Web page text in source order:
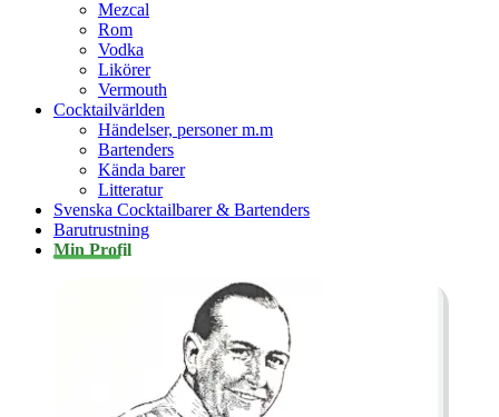
Mezcal
Rom
Vodka
Likörer
Vermouth
Cocktailvärlden
Händelser, personer m.m
Bartenders
Kända barer
Litteratur
Svenska Cocktailbarer & Bartenders
Barutrustning
Min Profil